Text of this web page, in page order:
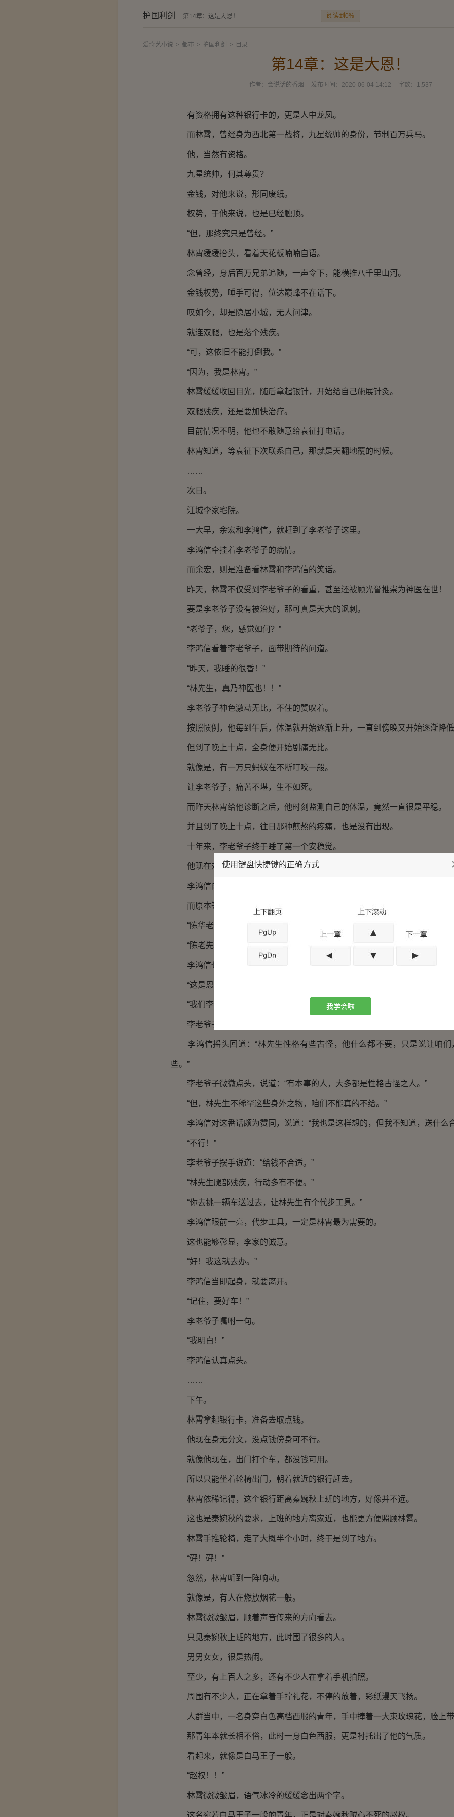
护国利剑 第14章：这是大恩！ 阅读到0%
爱奇艺小说 > 都市 > 护国利剑 > 目录
第14章：这是大恩！
作者： 会说话的香烟 发布时间： 2020-06-04 14:12 字数： 1,537
有资格拥有这种银行卡的，更是人中龙凤。
而林霄，曾经身为西北第一战将，九星统帅的身份，节制百万兵马。
他，当然有资格。
九星统帅，何其尊贵？
金钱，对他来说，形同废纸。
权势，于他来说，也是已经触顶。
“但，那终究只是曾经。”
林霄缓缓抬头，看着天花板喃喃自语。
念曾经，身后百万兄弟追随，一声令下，能横推八千里山河。
金钱权势，唾手可得，位达巅峰不在话下。
叹如今，却是隐居小城，无人问津。
就连双腿，也是落个残疾。
“可，这依旧不能打倒我。”
“因为，我是林霄。”
林霄缓缓收回目光，随后拿起银针，开始给自己施展针灸。
双腿残疾，还是要加快治疗。
目前情况不明，他也不敢随意给袁征打电话。
林霄知道，等袁征下次联系自己，那就是天翻地覆的时候。
……
次日。
江城李家宅院。
一大早，余宏和李鸿信，就赶到了李老爷子这里。
李鸿信牵挂着李老爷子的病情。
而余宏，则是准备看林霄和李鸿信的笑话。
昨天，林霄不仅受到李老爷子的看重，甚至还被顾光誉推崇为神医在世！
要是李老爷子没有被治好，那可真是天大的讽刺。
“老爷子，您，感觉如何？”
李鸿信看着李老爷子，面带期待的问道。
“昨天，我睡的很香！”
“林先生，真乃神医也！！”
李老爷子神色激动无比，不住的赞叹着。
按照惯例，他每到午后，体温就开始逐渐上升，一直到傍晚又开始逐渐降
但到了晚上十点，全身便开始剧痛无比。
就像是，有一万只蚂蚁在不断叮咬一般。
让李老爷子，痛苦不堪，生不如死。
而昨天林霄给他诊断之后，他时刻监测自己的体温，竟然一直很是平稳。
并且到了晚上十点，往日那种煎熬的疼痛，也是没有出现。
十年来，李老爷子终于睡了第一个安稳觉。
他现在对林霄的感激，那绝对是发自内心。
李鸿信自然为李老爷子开心。
而原本等着看李鸿信笑话的余宏，则是灰溜溜的离开了。
“陈华老先生说，林先生，定是神医！”
“陈老先生，果然没有说谎。”
李鸿信也是极其感慨。
“这是恩，是大恩！”
“我们李家，一定要偿还这份恩情。”
李老爷子当即站起身体，说道：“林先生，有没有要什么报酬？”
李鸿信摇头回道：“林先生性格有些古怪，他什么都不要，只是说让咱们
些。”
李老爷子微微点头，说道：“有本事的人，大多都是性格古怪之人。”
“但，林先生不稀罕这些身外之物，咱们不能真的不给。”
李鸿信对这番话颇为赞同，说道：“我也是这样想的，但我不知道，送什么
“不行！”
李老爷子摆手说道：“给钱不合适。”
“林先生腿部残疾，行动多有不便。”
“你去挑一辆车送过去，让林先生有个代步工具。”
李鸿信眼前一亮，代步工具，一定是林霄最为需要的。
这也能够彰显，李家的诚意。
“好！我这就去办。”
李鸿信当即起身，就要离开。
“记住，要好车！”
李老爷子嘱咐一句。
“我明白！”
李鸿信认真点头。
……
下午。
林霄拿起银行卡，准备去取点钱。
他现在身无分文，没点钱傍身可不行。
就像他现在，出门打个车，都没钱可用。
所以只能坐着轮椅出门，朝着就近的银行赶去。
林霄依稀记得，这个银行距离秦婉秋上班的地方，好像并不远。
这也是秦婉秋的要求，上班的地方离家近，也能更方便照顾林霄。
林霄手推轮椅，走了大概半个小时，终于是到了地方。
“砰！砰！”
忽然，林霄听到一阵响动。
就像是，有人在燃放烟花一般。
林霄微微皱眉，顺着声音传来的方向看去。
只见秦婉秋上班的地方，此时围了很多的人。
男男女女，很是热闹。
至少，有上百人之多，还有不少人在拿着手机拍照。
周围有不少人，正在拿着手拧礼花，不停的放着，彩纸漫天飞扬。
人群当中，一名身穿白色高档西服的青年，手中捧着一大束玫瑰花，脸上
那青年本就长相不俗，此时一身白色西服，更是衬托出了他的气质。
看起来，就像是白马王子一般。
“赵权！！”
林霄微微皱眉，语气冰冷的缓缓念出两个字。
这名宛若白马王子一般的青年，正是对秦婉秋贼心不死的赵权。
使用键盘快捷键的正确方式
我学会啦